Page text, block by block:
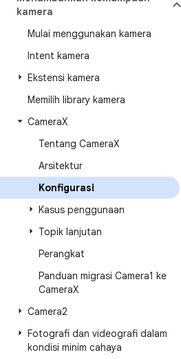
kamera
Mulai menggunakan kamera
Intent kamera
Ekstensi kamera
Memilih library kamera
CameraX
Tentang CameraX
Arsitektur
Konfigurasi
Kasus penggunaan
Topik lanjutan
Perangkat
Panduan migrasi Camera1 ke
CameraX
Camera2
Fotografi dan videografi dalam
kondisi minim cahaya